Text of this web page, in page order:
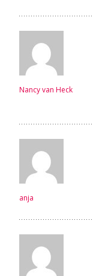
Nancy van Heck
anja